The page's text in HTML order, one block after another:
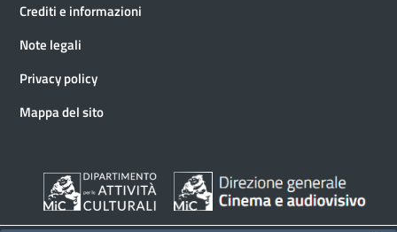
Crediti e informazioni
Note legali
Privacy policy
Mappa del sito